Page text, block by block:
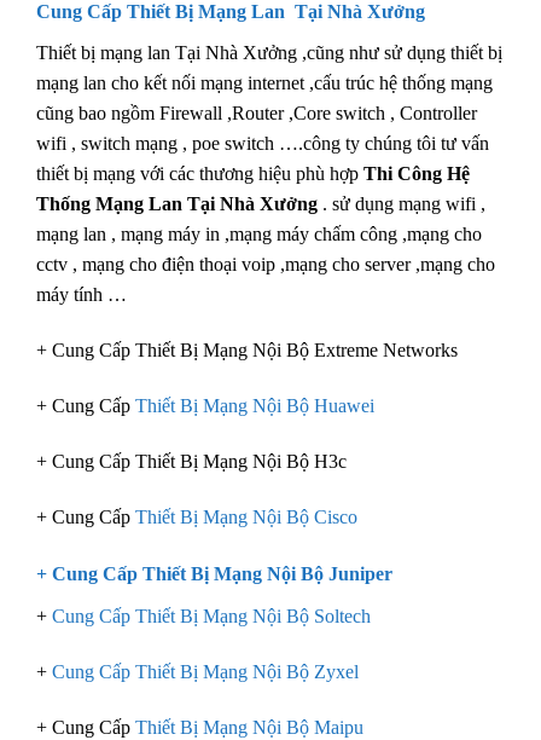
Cung Cấp Thiết Bị Mạng Lan Tại Nhà Xưởng
Thiết bị mạng lan Tại Nhà Xưởng ,cũng như sử dụng thiết bị
mạng lan cho kết nối mạng internet ,cấu trúc hệ thống mạng
cũng bao ngồm Firewall ,Router ,Core switch , Controller
wifi , switch mạng , poe switch ….công ty chúng tôi tư vấn
thiết bị mạng với các thương hiệu phù hợp Thi Công Hệ
Thống Mạng Lan Tại Nhà Xưởng . sử dụng mạng wifi ,
mạng lan , mạng máy in ,mạng máy chấm công ,mạng cho
cctv , mạng cho điện thoại voip ,mạng cho server ,mạng cho
máy tính …
+ Cung Cấp Thiết Bị Mạng Nội Bộ Extreme Networks
+ Cung Cấp Thiết Bị Mạng Nội Bộ Huawei
+ Cung Cấp Thiết Bị Mạng Nội Bộ H3c
+ Cung Cấp Thiết Bị Mạng Nội Bộ Cisco
+ Cung Cấp Thiết Bị Mạng Nội Bộ Juniper
+ Cung Cấp Thiết Bị Mạng Nội Bộ Soltech
+ Cung Cấp Thiết Bị Mạng Nội Bộ Zyxel
+ Cung Cấp Thiết Bị Mạng Nội Bộ Maipu